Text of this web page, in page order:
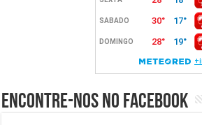
Encontre-nos no Facebook